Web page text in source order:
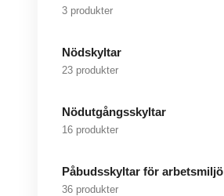
3 produkter
Nödskyltar
23 produkter
Nödutgångsskyltar
16 produkter
Påbudsskyltar för arbetsmiljö
36 produkter